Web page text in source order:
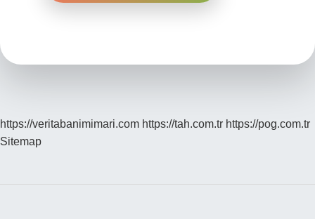
https://veritabanimimari.com https://tah.com.tr https://pog.com.tr
Sitemap